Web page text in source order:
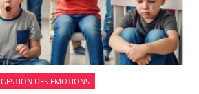
GESTION DES EMOTIONS